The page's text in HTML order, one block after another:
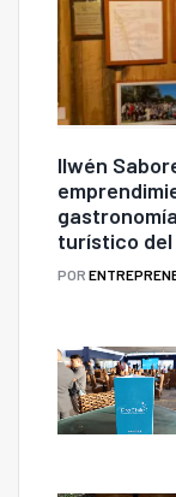
Ilwén
turístico del
POR